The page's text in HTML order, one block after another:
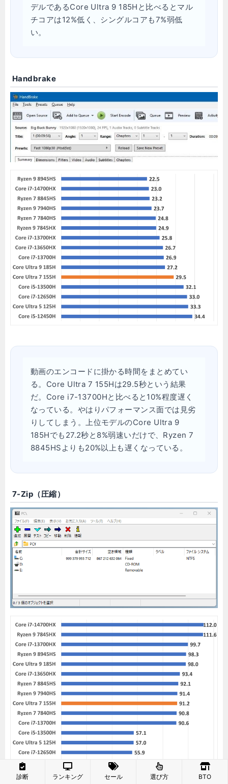
デルであるCore Ultra 9 185Hと比べるとマル
チコアは12%低く、シングルコアも7%弱低
い。
Handbrake
動画のエンコードに掛かる時間をまとめてい
る。Core Ultra 7 155Hは29.5秒という結果
だ。Core i7-13700Hと比べると10%程度遅く
なっている。やはりパフォーマンス面では見劣
りしてしまう。上位モデルのCore Ultra 9
185Hでも27.2秒と8%弱速いだけで、Ryzen 7
8845HSよりも20%以上も遅くなっている。
7-Zip（圧縮）
診断 ランキング セール 選び方 BTO